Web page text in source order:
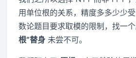
用单位根的关系，精度多多少少
数论题目要求取模的限制，找一
根”替身 未尝不可。